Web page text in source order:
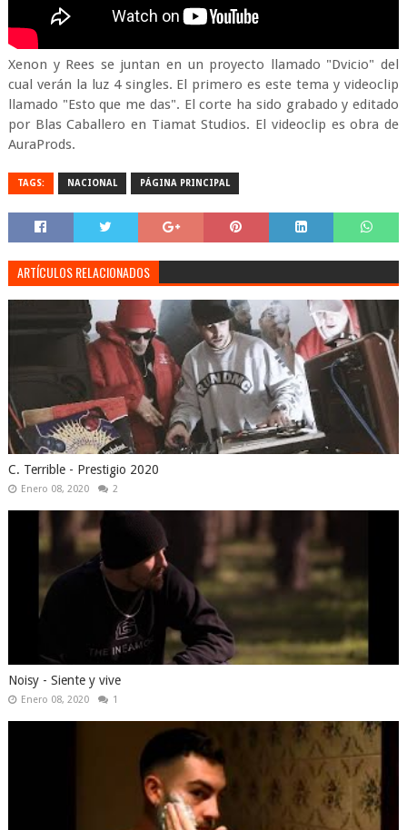
Xenon y Rees se juntan en un proyecto llamado "Dvicio" del
cual verán la luz 4 singles. El primero es este tema y videoclip
llamado "Esto que me das". El corte ha sido grabado y editado
por Blas Caballero en Tiamat Studios. El videoclip es obra de
AuraProds.
TAGS: NACIONAL PÁGINA PRINCIPAL
ARTÍCULOS RELACIONADOS
C. Terrible - Prestigio 2020
Enero 08, 2020 2
Noisy - Siente y vive
Enero 08, 2020 1